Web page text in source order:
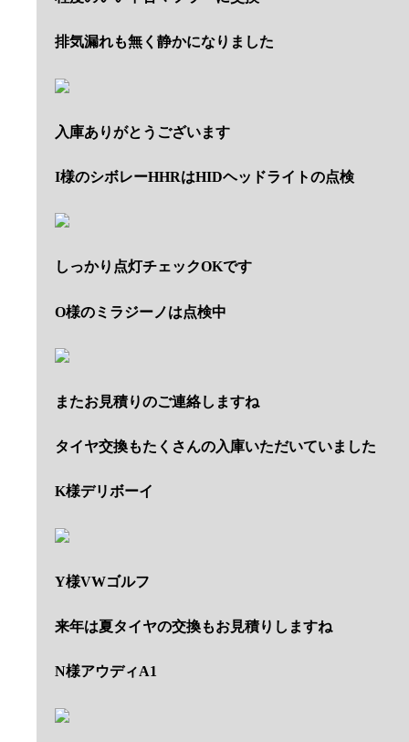
排気漏れも無く静かになりました
入庫ありがとうございます
I様のシボレーHHRはHIDヘッドライトの点検
しっかり点灯チェックOKです
O様のミラジーノは点検中
またお見積りのご連絡しますね
タイヤ交換もたくさんの入庫いただいていました
K様デリボーイ
Y様VWゴルフ
来年は夏タイヤの交換もお見積りしますね
N様アウディA1